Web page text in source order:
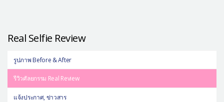
Real Selfie Review
รูปภาพ Before & After
รีวิวศัลยกรรม Real Review
แจ้งประกาศ, ข่าวสาร